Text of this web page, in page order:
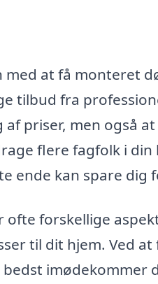
at få monteret
tilbud fra
priser, men også
flere fagfolk i
ende kan spare dig
forskellige
til dit hjem. Ved
imødekommer